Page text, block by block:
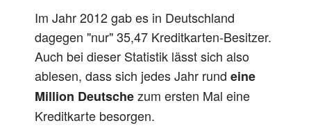
Im Jahr 2012 gab es in Deutschland
dagegen "nur" 35,47 Kreditkarten-Besitzer.
Auch bei dieser Statistik lässt sich also
ablesen, dass sich jedes Jahr rund eine
Million Deutschezum ersten Mal eine
Kreditkarte besorgen.